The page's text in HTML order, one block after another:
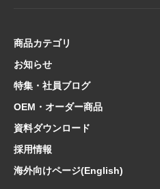
2025.3.14
2025.2.5
在庫限り終了商
紙・型もの】
2025.1.21
【新商品案内】
2025.1.10
【新商品案内】
れるご朱印帳コ
商品カテゴリ
お知らせ
特集・社員ブログ
OEM・オーダー商品
資料ダウンロード
採用情報
海外向けページ(English)